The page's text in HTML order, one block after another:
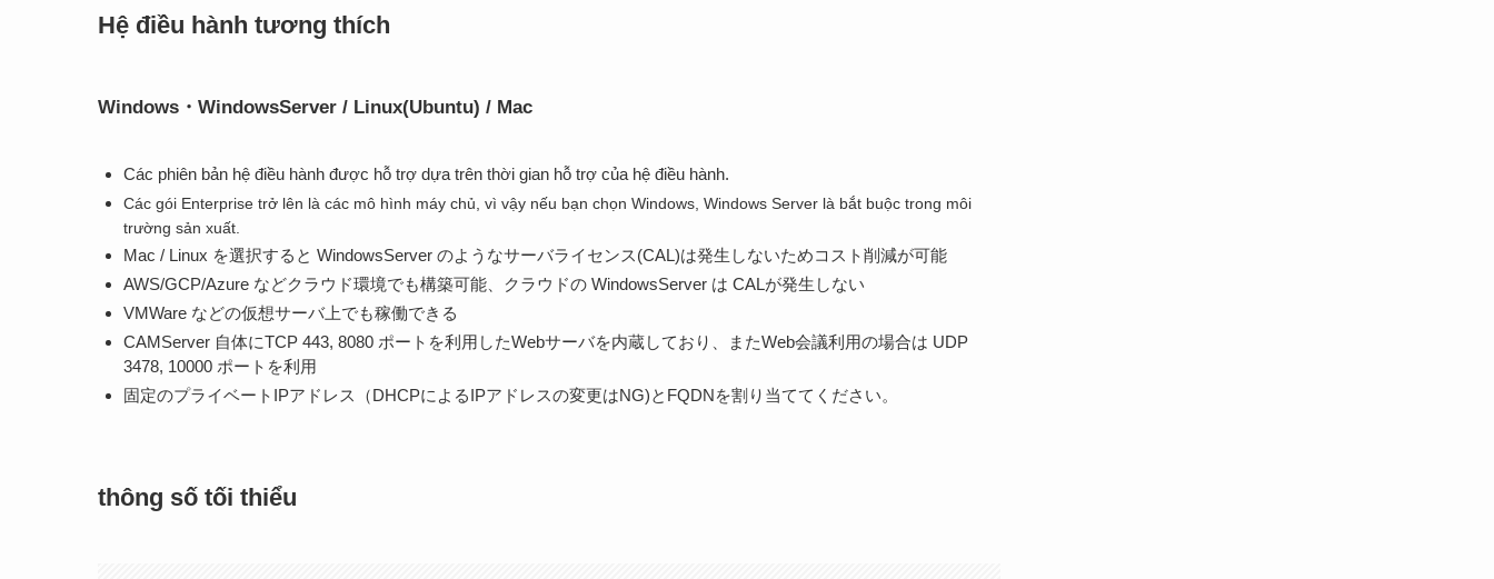
Hệ điều hành tương thích
Windows・WindowsServer / Linux(Ubuntu) / Mac
Các phiên bản hệ điều hành được hỗ trợ dựa trên thời gian hỗ trợ của hệ điều hành.
Các gói Enterprise trở lên là các mô hình máy chủ, vì vậy nếu bạn chọn Windows, Windows Server là bắt buộc trong môi
trường sản xuất.
Mac / Linux を選択すると WindowsServer のようなサーバライセンス(CAL)は発生しないためコスト削減が可能
AWS/GCP/Azure などクラウド環境でも構築可能、クラウドの WindowsServer は CALが発生しない
VMWare などの仮想サーバ上でも稼働できる
CAMServer 自体にTCP 443, 8080 ポートを利用したWebサーバを内蔵しており、またWeb会議利用の場合は UDP
3478, 10000 ポートを利用
固定のプライベートIPアドレス（DHCPによるIPアドレスの変更はNG)とFQDNを割り当ててください。
thông số tối thiểu